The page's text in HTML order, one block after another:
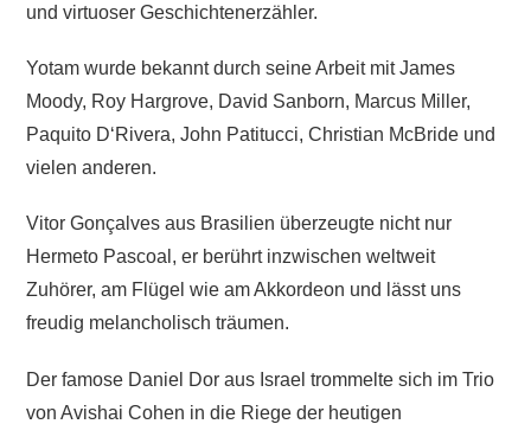
und virtuoser Geschichtenerzähler.
Yotam wurde bekannt durch seine Arbeit mit James
Moody, Roy Hargrove, David Sanborn, Marcus Miller,
Paquito D‘Rivera, John Patitucci, Christian McBride und
vielen anderen.
Vitor Gonçalves aus Brasilien überzeugte nicht nur
Hermeto Pascoal, er berührt inzwischen weltweit
Zuhörer, am Flügel wie am Akkordeon und lässt uns
freudig melancholisch träumen.
Der famose Daniel Dor aus Israel trommelte sich im Trio
von Avishai Cohen in die Riege der heutigen